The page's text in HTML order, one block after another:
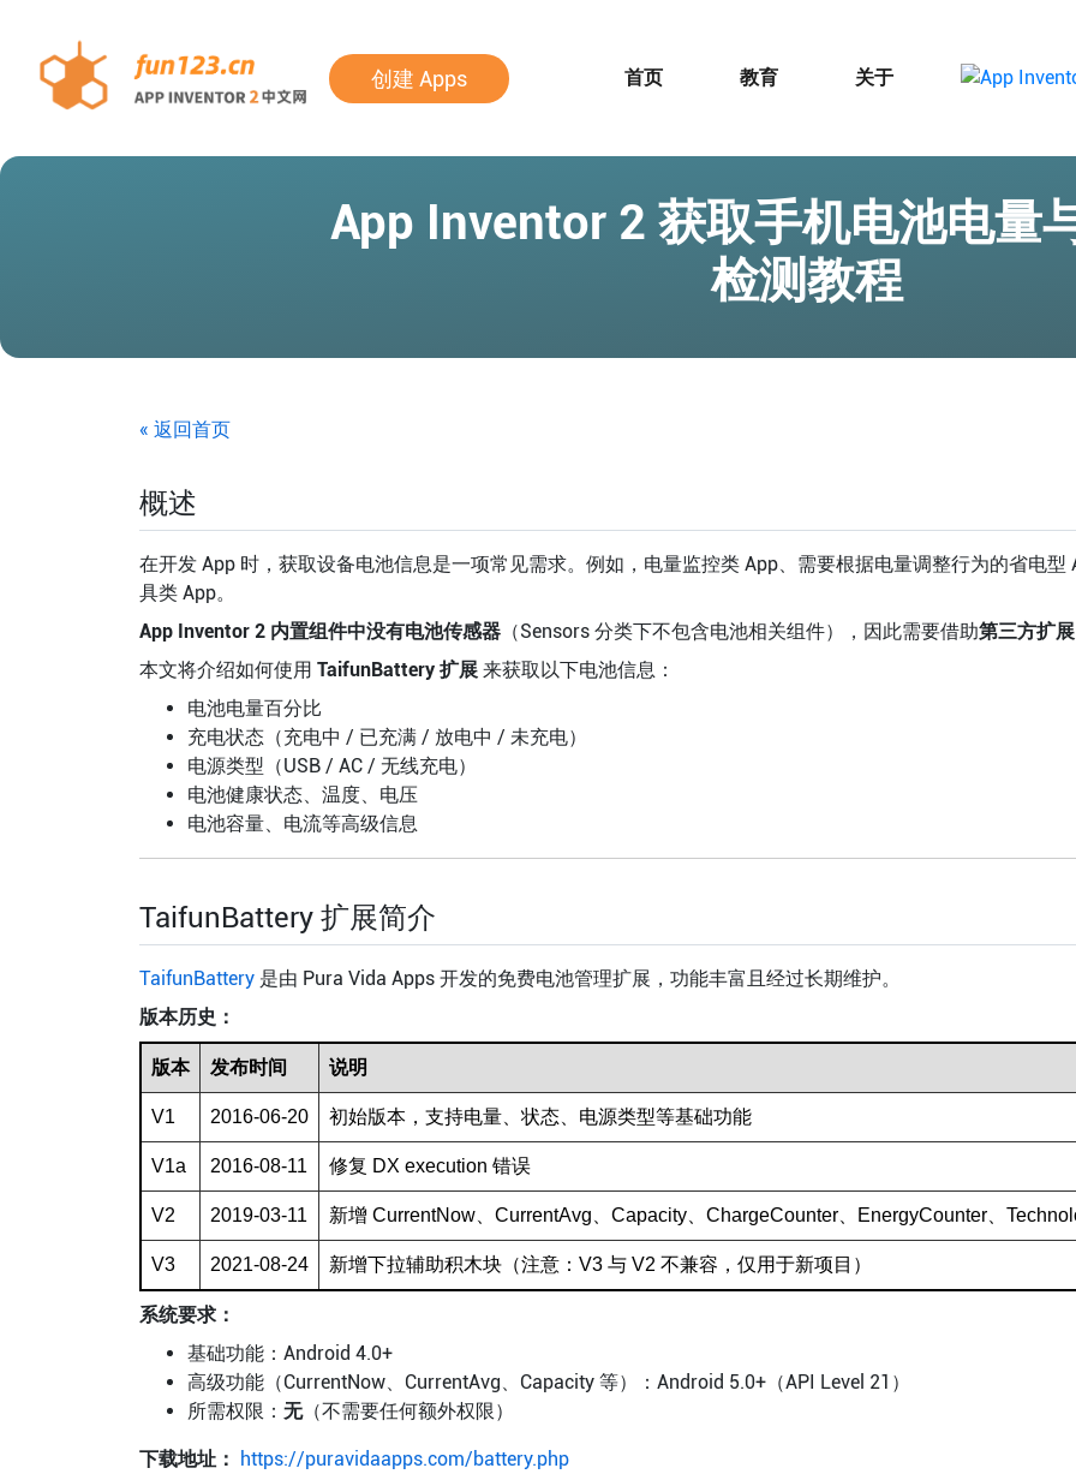
创建 Apps 首页 教育 关于
App Inventor 2 获取手机电池电量
检测教程
« 返回首页
概述
在开发 App 时，获取设备电池信息是一项常见需求。例如，电量监控类 App、需要根据电量调整行为的省电
具类 App。
App Inventor 2 内置组件中没有电池传感器（Sensors 分类下不包含电池相关组件），因此需要借助第三方扩
本文将介绍如何使用 TaifunBattery 扩展来获取以下电池信息：
电池电量百分比
充电状态（充电中 / 已充满 / 放电中 / 未充电）
电源类型（USB / AC / 无线充电）
电池健康状态、温度、电压
电池容量、电流等高级信息
TaifunBattery 扩展简介
TaifunBattery是由 Pura Vida Apps 开发的免费电池管理扩展，功能丰富且经过长期维护。
版本历史：
版本 发布时间 说明
V1 2016-06-20 初始版本，支持电量、状态、电源类型等基础功能
V1a 2016-08-11 修复 DX execution 错误
V2 2019-03-11 新增 CurrentNow、CurrentAvg、Capacity、ChargeCounter、EnergyCounter、
V3 2021-08-24 新增下拉辅助积木块（注意：V3 与 V2 不兼容，仅用于新项目）
系统要求：
基础功能：Android 4.0+
高级功能（CurrentNow、CurrentAvg、Capacity 等）：Android 5.0+（API Level 21）
所需权限： 无（不需要任何额外权限）
下载地址： https://puravidaapps.com/battery.php